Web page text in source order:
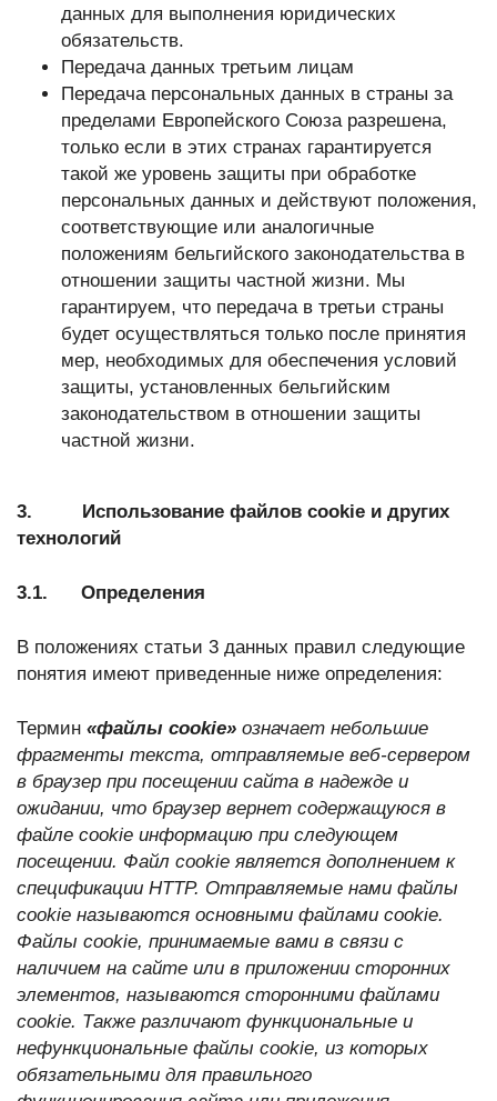
данных для выполнения юридических
обязательств.
Передача данных третьим лицам
Передача персональных данных в страны за
пределами Европейского Союза разрешена,
только если в этих странах гарантируется
такой же уровень защиты при обработке
персональных данных и действуют положения,
соответствующие или аналогичные
положениям бельгийского законодательства в
отношении защиты частной жизни. Мы
гарантируем, что передача в третьи страны
будет осуществляться только после принятия
мер, необходимых для обеспечения условий
защиты, установленных бельгийским
законодательством в отношении защиты
частной жизни.
3. Использование файлов cookie и других
технологий
3.1. Определения
В положениях статьи 3 данных правил следующие
понятия имеют приведенные ниже определения:
Термин «файлы cookie» означает небольшие
фрагменты текста, отправляемые веб-сервером
в браузер при посещении сайта в надежде и
ожидании, что браузер вернет содержащуюся в
файле cookie информацию при следующем
посещении. Файл cookie является дополнением к
спецификации HTTP. Отправляемые нами файлы
cookie называются основными файлами cookie.
Файлы cookie, принимаемые вами в связи с
наличием на сайте или в приложении сторонних
элементов, называются сторонними файлами
cookie. Также различают функциональные и
нефункциональные файлы cookie, из которых
обязательными для правильного